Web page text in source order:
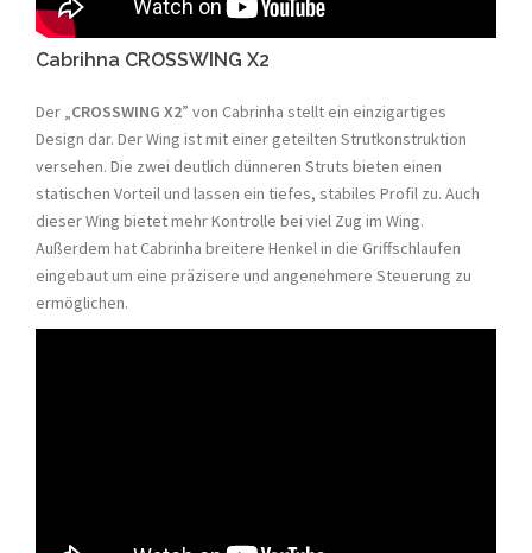
Cabrihna CROSSWING X2
Der „CROSSWING X2” von Cabrinha stellt ein einzigartiges
Design dar. Der Wing ist mit einer geteilten Strutkonstruktion
versehen. Die zwei deutlich dünneren Struts bieten einen
statischen Vorteil und lassen ein tiefes, stabiles Profil zu. Auch
dieser Wing bietet mehr Kontrolle bei viel Zug im Wing.
Außerdem hat Cabrinha breitere Henkel in die Griffschlaufen
eingebaut um eine präzisere und angenehmere Steuerung zu
ermöglichen.